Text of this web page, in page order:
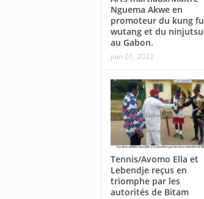
Nguema Akwe en
promoteur du kung fu
wutang et du ninjutsu
au Gabon.
juin 01, 2022
Tennis/Avomo Ella et
Lebendje reçus en
triomphe par les
autorités de Bitam